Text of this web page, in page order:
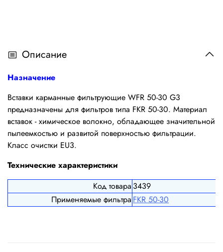
Описание
Назначение
Вставки карманные фильтрующие WFR 50-30 G3
предназначены для фильтров типа FKR 50-30. Материал
вставок - химическое волокно, обладающее значительной
пылеемкостью и развитой поверхностью фильтрации.
Класс очистки EU3.
Технические характеристики
Код товара 3439
Применяемые фильтра FКR 50-30